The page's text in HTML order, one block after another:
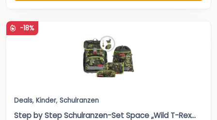
-18%
Deals, Kinder, Schulranzen
Step by Step Schulranzen-Set Space „Wild T-Rex...